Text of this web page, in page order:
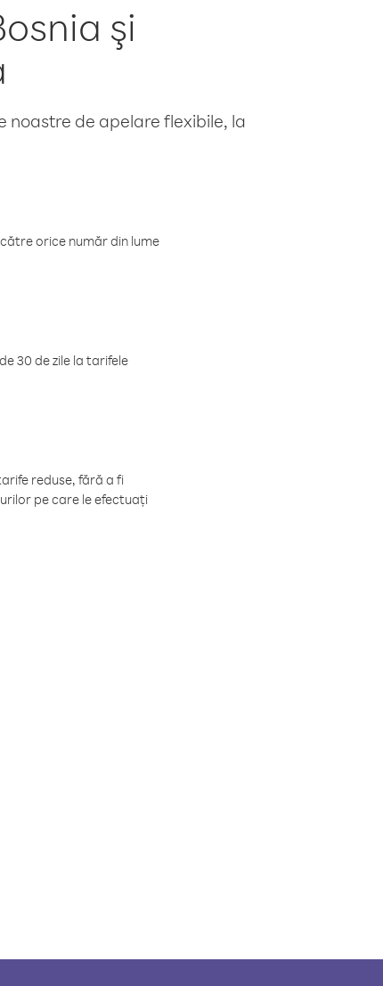
şi
noastre de apelare flexibile, la
orice număr din lume
30 de zile la tarifele
reduse, fără a fi
pe care le efectuați